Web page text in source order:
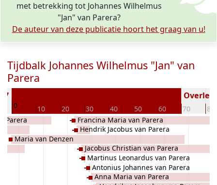
met betrekking tot Johannes Wilhelmus
"Jan" van Parera?
De auteur van deze publicatie hoort het graag van u!
Tijdbalk Johannes Wilhelmus "Jan" van
Parera
0 10 20 30 40 50 60 70 80
Parera
Maria van Denzen
Francina Maria van Parera
Hendrik Jacobus van Parera
Jacobus Christian van Parera
Martinus Leonardus van Parera
Antonius Johannes van Parera
Anna Maria van Parera